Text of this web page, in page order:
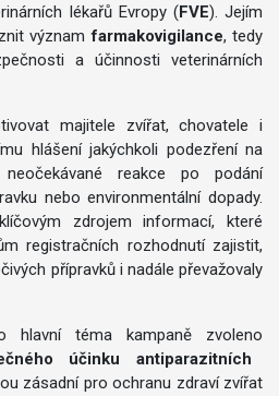
lékařů Evropy (FVE). Jejím
významfarmakovigilance, tedy
a účinnosti veterinárních
majitele zvířat, chovatele i
hlášení jakýchkoli podezření na
reakce po podání
nebo environmentální dopady.
zdrojem informací, které
registračních rozhodnutí zajistit,
přípravků i nadále převažovaly
téma kampaně zvoleno
účinku antiparazitních
zásadní pro ochranu zdraví zvířat